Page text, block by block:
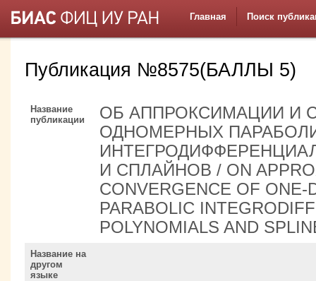
Главная Поиск
Публикация №8575(БАЛЛЫ 5)
Название
публикации
ОБ АППРОКСИМАЦИИ И
ОДНОМЕРНЫХ
И СПЛАЙНОВ / ON
CONVERGENCE OF ONE-
PARABOLIC
POLYNOMIALS AND
Название на
другом
языке